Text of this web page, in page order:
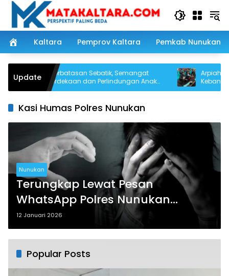
Langsung
konten
Kaltara
Pemprov Kaltara Pemkab Nunukan
Update
Dari Perbatasan Sebatik, Semangat
Kemerdekaan dan Perlindungan Anak
Digaungkan Jelang HUT RI ke-81
Arpiah
Kebangsaan
NKRI dari
Kasi Humas Polres Nunukan
Nunukan
Terungkap Lewat Pesan
WhatsApp Polres Nunukan
Tangani Dugaan Persetubuhan
Anak oleh Ayah Tiri Sejak 2022
12 Januari 2026
Popular Posts